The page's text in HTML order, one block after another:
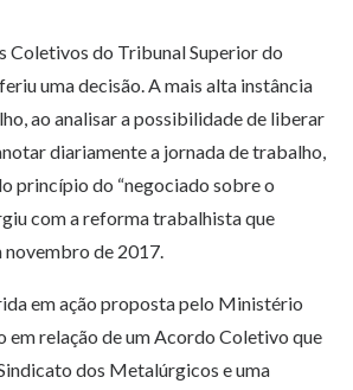
Coletivos do Tribunal Superior do
uma decisão. A mais alta instância
ao analisar a possibilidade de liberar
diariamente a jornada de trabalho,
princípio do “negociado sobre o
com a reforma trabalhista que
novembro de 2017.
em ação proposta pelo Ministério
em relação de um Acordo Coletivo que
dos Metalúrgicos e uma